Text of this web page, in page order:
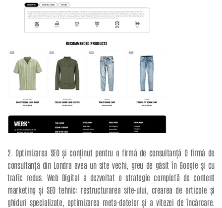
2. Optimizarea SEO și conținut pentru o firmă de consultanță O firmă de
consultanță din Londra avea un site vechi, greu de găsit în Google și cu
trafic redus. Web Digital a dezvoltat o strategie completă de content
marketing și SEO tehnic: restructurarea site-ului, crearea de articole și
ghiduri specializate, optimizarea meta-datelor și a vitezei de încărcare.